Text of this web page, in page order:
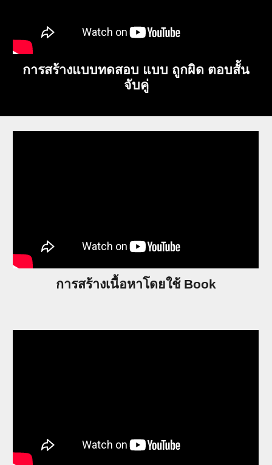
การสร้างแบบทดสอบ แบบ ถูกผิด ตอบสั้น
จับคู่
การสร้างเนื้อหาโดยใช้ Book